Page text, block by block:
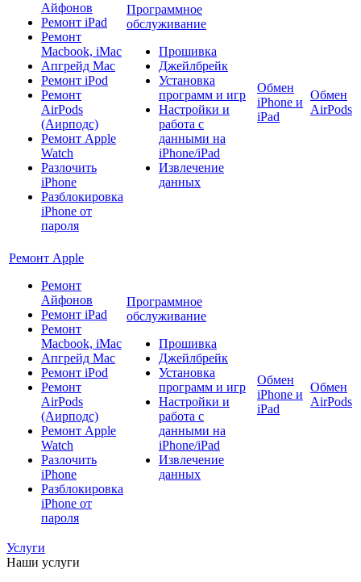
Айфонов
Ремонт iPad
Ремонт
Macbook, iMac
Апгрейд Mac
Ремонт iPod
Ремонт
AirPods
(Аирподс)
Ремонт Apple
Watch
Разлочить
iPhone
Разблокировка
iPhone от
пароля
Программное
обслуживание
Прошивка
Джейлбрейк
Установка
программ и игр
Настройки и
работа с
данными на
iPhone/iPad
Извлечение
данных
Обмен
iPhone и
iPad
Обмен
AirPods
Ремонт Apple
Ремонт
Айфонов
Ремонт iPad
Ремонт
Macbook, iMac
Апгрейд Mac
Ремонт iPod
Ремонт
AirPods
(Аирподс)
Ремонт Apple
Watch
Разлочить
iPhone
Разблокировка
iPhone от
пароля
Программное
обслуживание
Прошивка
Джейлбрейк
Установка
программ и игр
Настройки и
работа с
данными на
iPhone/iPad
Извлечение
данных
Обмен
iPhone и
iPad
Обмен
AirPods
Услуги
Наши услуги